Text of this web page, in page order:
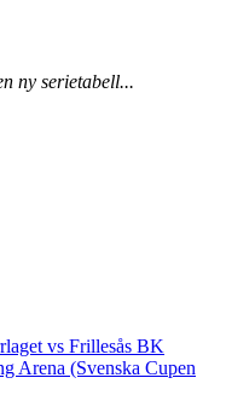
ny serietabell...
vs Frillesås BK
Arena (Svenska Cupen